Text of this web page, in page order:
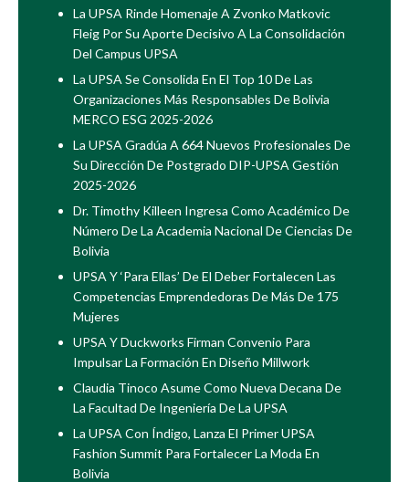
La UPSA Rinde Homenaje A Zvonko Matkovic
Fleig Por Su Aporte Decisivo A La Consolidación
Del Campus UPSA
La UPSA Se Consolida En El Top 10 De Las
Organizaciones Más Responsables De Bolivia
MERCO ESG 2025-2026
La UPSA Gradúa A 664 Nuevos Profesionales De
Su Dirección De Postgrado DIP-UPSA Gestión
2025-2026
Dr. Timothy Killeen Ingresa Como Académico De
Número De La Academia Nacional De Ciencias De
Bolivia
UPSA Y ‘Para Ellas’ De El Deber Fortalecen Las
Competencias Emprendedoras De Más De 175
Mujeres
UPSA Y Duckworks Firman Convenio Para
Impulsar La Formación En Diseño Millwork
Claudia Tinoco Asume Como Nueva Decana De
La Facultad De Ingeniería De La UPSA
La UPSA Con Índigo, Lanza El Primer UPSA
Fashion Summit Para Fortalecer La Moda En
Bolivia